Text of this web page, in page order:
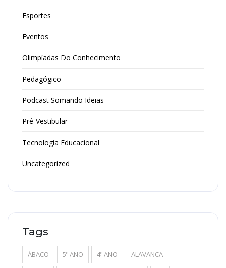
Esportes
Eventos
Olimpíadas Do Conhecimento
Pedagógico
Podcast Somando Ideias
Pré-Vestibular
Tecnologia Educacional
Uncategorized
Tags
ÁBACO 5º ANO 4º ANO ALAVANCA